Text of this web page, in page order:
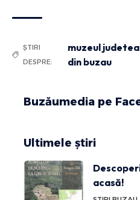
ȘTIRI
DESPRE:
muzeul
din buzau
Buzăumedia pe
Ultimele știri
acasă!